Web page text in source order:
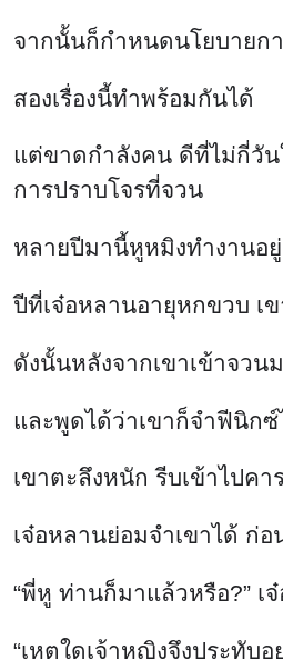
เขาตะลึงหนัก รีบเข้าไปคา
เจ๋อหลานย่อมจำเขาได้ ก่
“พี่หู ท่านก็มาแล้วหรือ?” เ
“เหตุใดเจ้าหญิงจึงประทับ